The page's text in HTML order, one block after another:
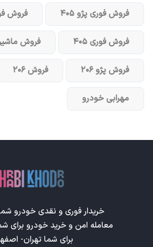
فروش فوری پژو ۴۰۵ فروش
فروش فوری ۴۰۵ فروش
فروش پژو ۲۰۶ فروش ۲۰۶
مهرابی خودرو
خریدار فوری و نقدی خودرو
معامله امن و خرید خودرو برای
برای شما تهران-